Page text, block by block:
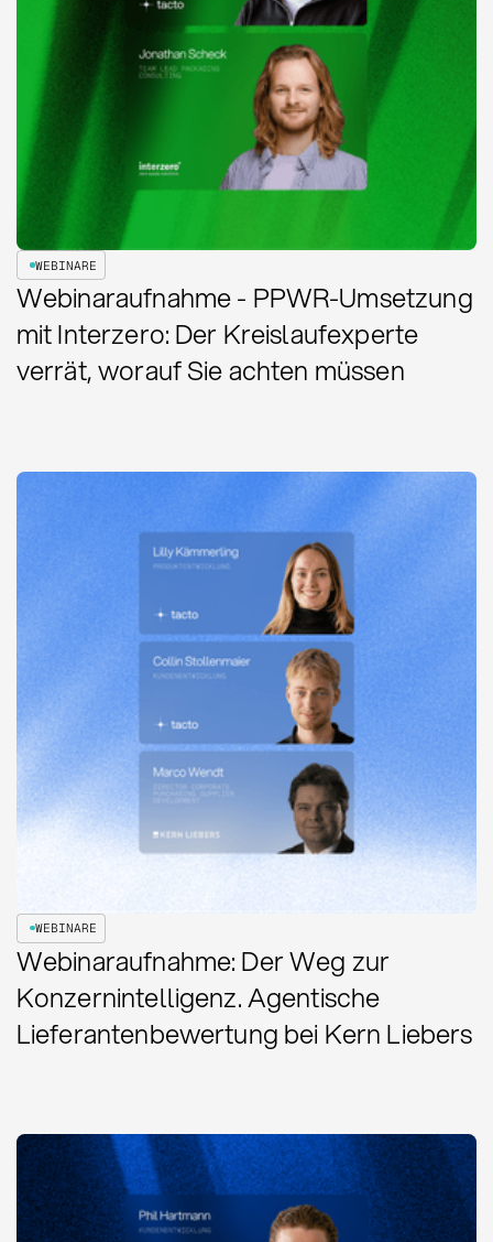
WEBINARE
Webinaraufnahme - PPWR-Umsetzung
mit Interzero: Der Kreislaufexperte
verrät, worauf Sie achten müssen
WEBINARE
Webinaraufnahme: Der Weg zur
Konzernintelligenz. Agentische
Lieferantenbewertung bei Kern Liebers